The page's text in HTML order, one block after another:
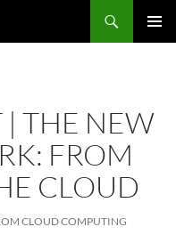
| THE NEW
FROM
CLOUD
CLOUD COMPUTING